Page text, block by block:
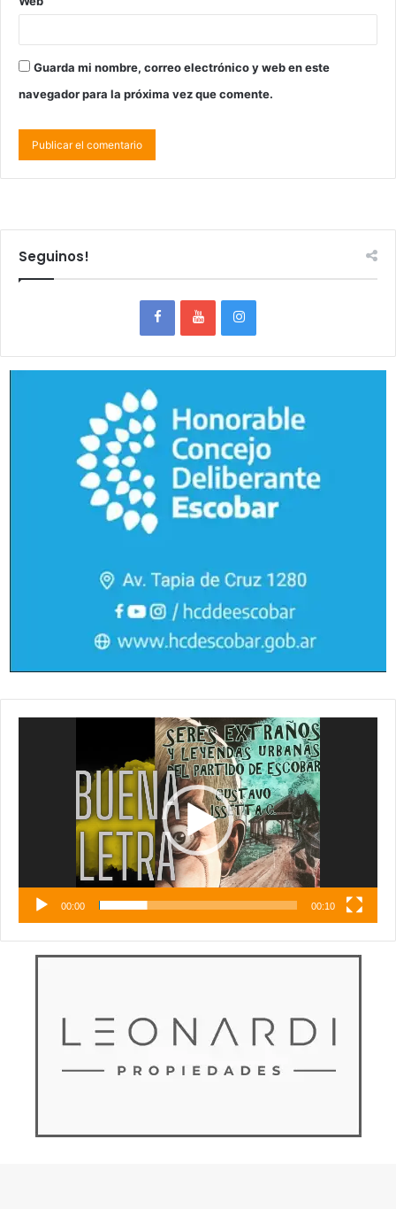
Guarda mi nombre, correo electrónico y web en este
navegador para la próxima vez que comente.
Seguinos!
00:00 00:10